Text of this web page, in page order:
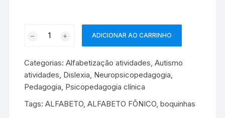
ADICIONAR AO CARRINHO
Categorias:Alfabetização atividades ,Autismo
atividades Dislexia Neuropsicopedagogia
Pedagogia Psicopedagogia clínica
Tags:ALFABETO ,ALFABETO FÕNICO ,boquinhas